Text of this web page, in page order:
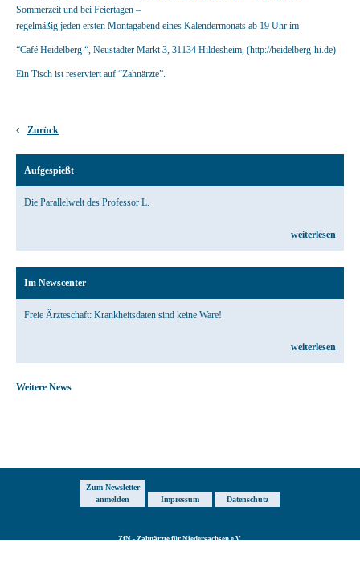
Sommerzeit und bei Feiertagen –
regelmäßig jeden ersten Montagabend eines Kalendermonats ab 19 Uhr im
“Café Heidelberg “, Neustädter Markt 3, 31134 Hildesheim, (http://heidelberg-hi.de)
Ein Tisch ist reserviert auf “Zahnärzte”.
Zurück
Aufgespießt
Die Parallelwelt des Professor L.
weiterlesen
Im Newscenter
Freie Ärzteschaft: Krankheitsdaten sind keine Ware!
weiterlesen
Weitere News
ZfN - Zahnärzte für Niedersachsen e.V.
Zum Newsletter
anmelden
Impressum Datenschutz